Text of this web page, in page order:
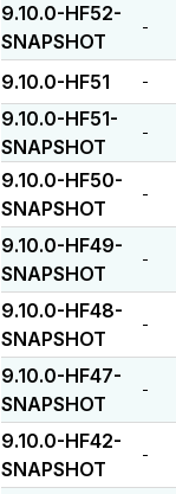
9.10.0-HF52-
SNAPSHOT
-
9.10.0-HF51 -
9.10.0-HF51-
SNAPSHOT
-
9.10.0-HF50-
SNAPSHOT
-
9.10.0-HF49-
SNAPSHOT
-
9.10.0-HF48-
SNAPSHOT
-
9.10.0-HF47-
SNAPSHOT
-
9.10.0-HF42-
SNAPSHOT
-